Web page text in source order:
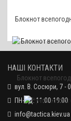
Блокнот
Блокнот
НАШІ КОНТАКТИ
вул. В. Сосюри, 7 -
ПН-НД: 11:00-19:00
info@tactica.kiev.ua